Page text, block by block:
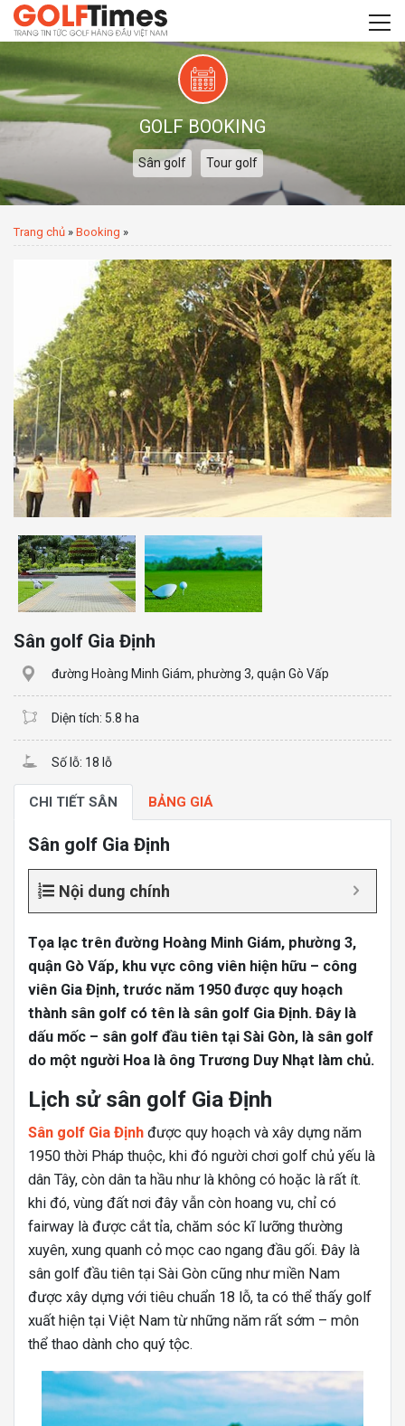
GOLF BOOKING
Sân golf Tour golf
Trang chủ » Booking »
Sân golf Gia Định
đường Hoàng Minh Giám, phường 3, quận Gò Vấp
Diện tích: 5.8 ha
Số lỗ: 18 lỗ
CHI TIẾT SÂN BẢNG GIÁ
Sân golf Gia Định
Nội dung chính
Tọa lạc trên đường Hoàng Minh Giám, phường 3,
quận Gò Vấp, khu vực công viên hiện hữu – công
viên Gia Định, trước năm 1950 được quy hoạch
thành sân golf có tên là sân golf Gia Định. Đây là
dấu mốc – sân golf đầu tiên tại Sài Gòn, là sân golf
do một người Hoa là ông Trương Duy Nhạt làm chủ.
Lịch sử sân golf Gia Định
Sân golf Gia Định được quy hoạch và xây dựng năm
1950 thời Pháp thuộc, khi đó người chơi golf chủ yếu là
dân Tây, còn dân ta hầu như là không có hoặc là rất ít.
khi đó, vùng đất nơi đây vẫn còn hoang vu, chỉ có
fairway là được cắt tỉa, chăm sóc kĩ lưỡng thường
xuyên, xung quanh cỏ mọc cao ngang đầu gối. Đây là
sân golf đầu tiên tại Sài Gòn cũng như miền Nam
được xây dựng với tiêu chuẩn 18 lỗ, ta có thể thấy golf
xuất hiện tại Việt Nam từ những năm rất sớm – môn
thể thao dành cho quý tộc.